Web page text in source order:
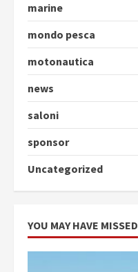
marine
mondo pesca
motonautica
news
saloni
sponsor
Uncategorized
YOU MAY HAVE MISSED